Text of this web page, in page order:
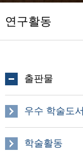
연구활동
출판물
우수 학술도서
학술활동